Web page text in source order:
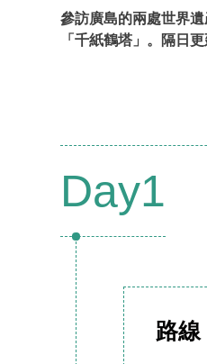
參訪廣島的兩處世界
「千紙鶴塔」。隔日
Day1
路